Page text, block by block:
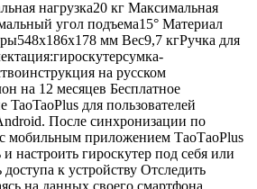
нагрузка20 кг Максимальная
угол подъема15° Материал
мм Вес9,7 кгРучка для
на русском
на 12 месяцев Бесплатное
для пользователей
После синхронизации по
мобильным приложением ТаоТаоPlus
настроить гироскутер под себя или
доступа к устройству Отследить
на данных своего смартфона